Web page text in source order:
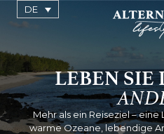
DE
LEBEN SIE
Mehr als ein Reiseziel –
warme Ozeane, lebendige